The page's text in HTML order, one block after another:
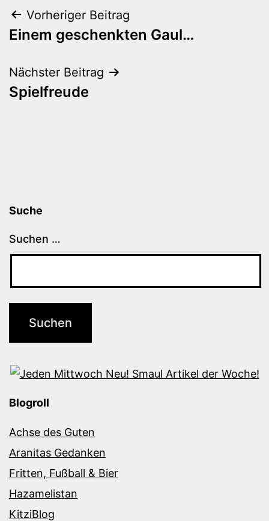
Beitragsnavigation
Vorheriger Beitrag
Einem geschenkten Gaul…
Nächster Beitrag
Spielfreude
Suche
Suchen …
Blogroll
Achse des Guten
Aranitas Gedanken
Fritten, Fußball & Bier
Hazamelistan
KitziBlog